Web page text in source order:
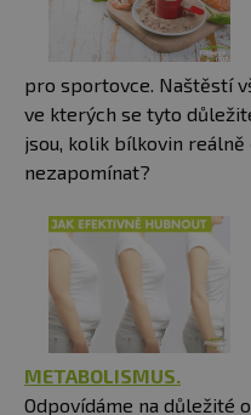
pro sportovce. Naštěstí
ve kterých se tyto
jsou, kolik bílkovin
nezapomínat?
METABOLISMUS.
Odpovídáme na důležité